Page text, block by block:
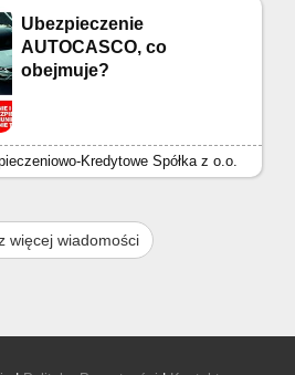
Ubezpieczenie
AUTOCASCO, co
obejmuje?
Kredytowe Spółka z o.o.
więcej wiadomości